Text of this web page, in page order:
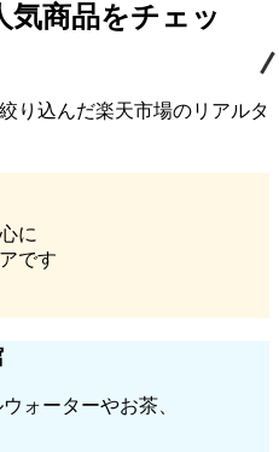
気商品をチェッ
り込んだ楽天市場のリアルタ
に
です
ォーターやお茶、